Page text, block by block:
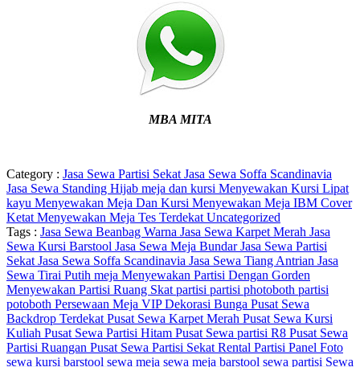
MBA MITA
Category : Jasa Sewa Partisi Sekat Jasa Sewa Soffa Scandinavia
Jasa Sewa Standing Hijab meja dan kursi Menyewakan Kursi Lipat
kayu Menyewakan Meja Dan Kursi Menyewakan Meja IBM Cover
Ketat Menyewakan Meja Tes Terdekat Uncategorized
Tags : Jasa Sewa Beanbag Warna Jasa Sewa Karpet Merah Jasa
Sewa Kursi Barstool Jasa Sewa Meja BundarJasa Sewa Partisi
Sekat Jasa Sewa Soffa Scandinavia Jasa Sewa Tiang Antrian Jasa
Sewa Tirai Putih meja Menyewakan Partisi Dengan Gorden
Menyewakan Partisi Ruang Skat partisi partisi photoboth partisi
potoboth Persewaan Meja VIP Dekorasi Bunga Pusat Sewa
Backdrop Terdekat Pusat Sewa Karpet Merah Pusat Sewa Kursi
Kuliah Pusat Sewa Partisi Hitam Pusat Sewa partisi R8 Pusat Sewa
Partisi Ruangan Pusat Sewa Partisi Sekat Rental Partisi Panel Foto
sewa kursi barstool sewa meja sewa meja barstool sewa partisi Sewa